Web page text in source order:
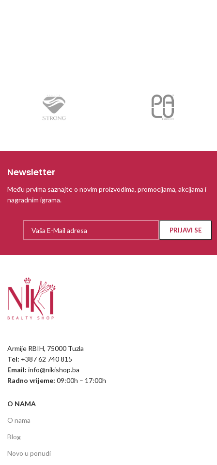
Newsletter
Među prvima saznajte o novim proizvodima, promocijama, akcijama i
nagradnim igrama.
Armije RBIH, 75000 Tuzla
Tel: +387 62 740 815
Email: info@nikishop.ba
Radno vrijeme: 09:00h – 17:00h
O NAMA
O nama
Blog
Novo u ponudi